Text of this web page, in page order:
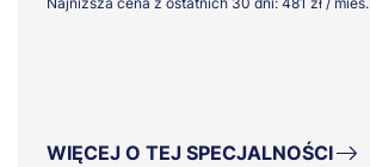
WIĘCEJ O TEJ SPECJALNOŚCI